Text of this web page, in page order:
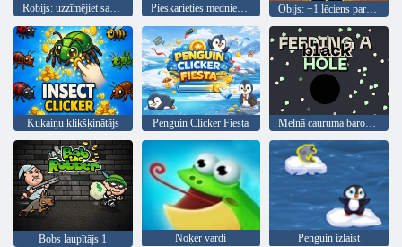
Pieskarieties medniekiem Obijs: +1 lēciens par klikšķi
Kukaiņu klikšķinātājs Penguin Clicker Fiesta Melnā cauruma barošana
Bobs laupītājs 1 Noķer vardi Penguin izlaist